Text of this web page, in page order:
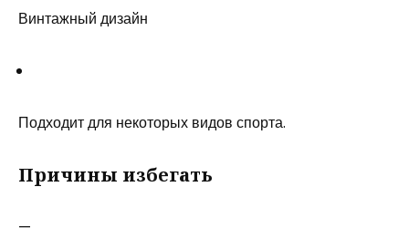
Винтажный дизайн
Подходит для некоторых видов спорта.
Причины избегать
—